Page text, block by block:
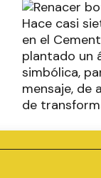
Hace casi
en el
plantado un
simbólica,
mensaje, de
de